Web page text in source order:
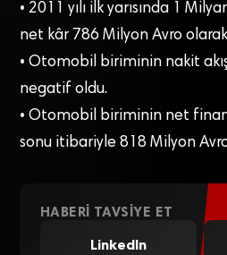
• 2011 yılı ilk yarısında 1
net kâr 786 Milyon Avro
• Otomobil biriminin nakit
negatif oldu.
• Otomobil biriminin net
sonu itibariyle 818 Milyon
HABERI TAVSIYE ET
LinkedIn